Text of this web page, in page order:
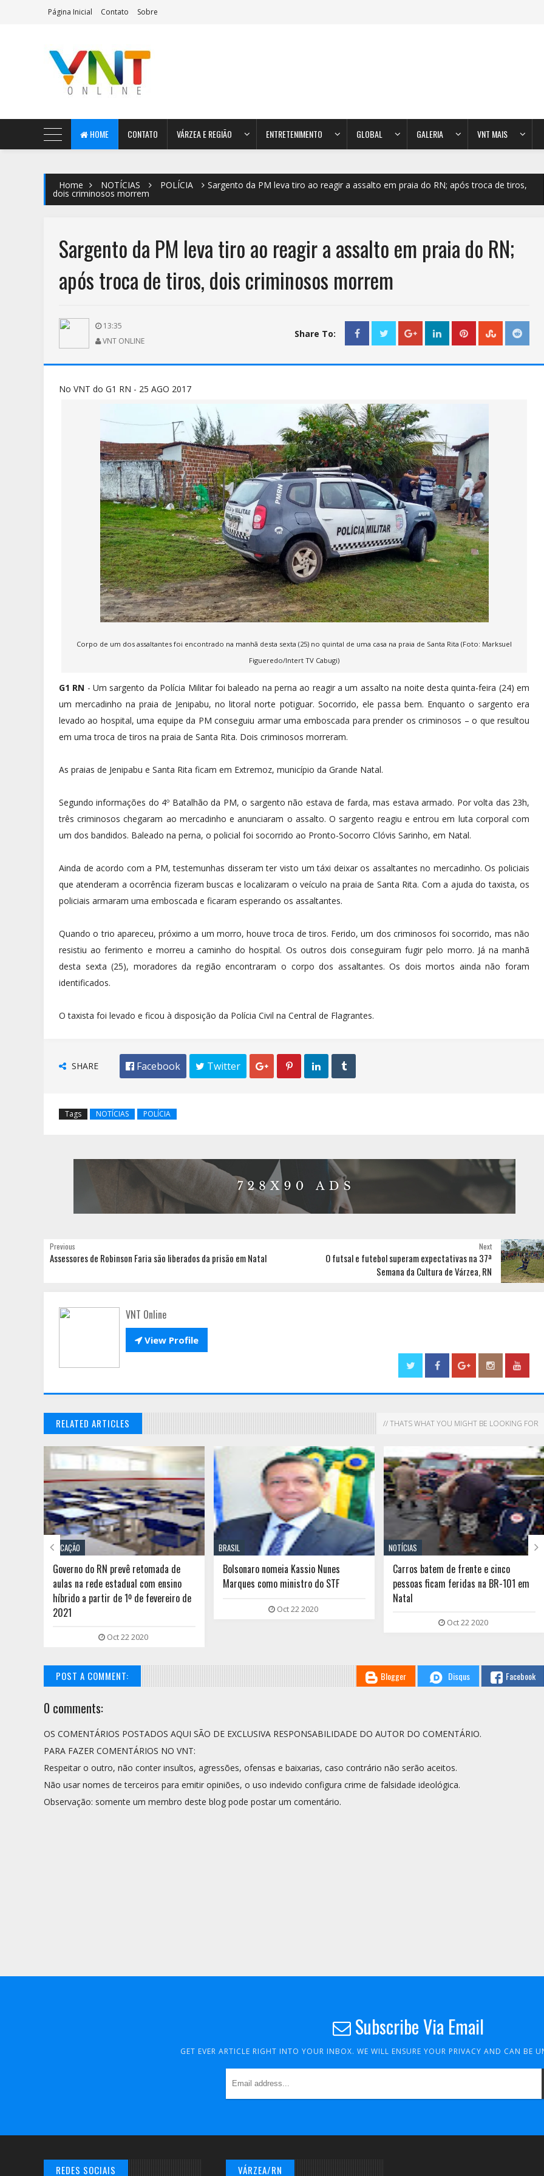
Página Inicial Contato Sobre
AeroMag Blogger Template
HOME CONTATO VÁRZEA E REGIÃO ENTRETENIMENTO GLOBAL GALERIA VNT MAIS
Home NOTÍCIAS POLÍCIA Sargento da PM leva tiro ao reagir a assalto em praia do RN; após troca de tiros,
dois criminosos morrem
Sargento da PM leva tiro ao reagir a assalto em praia do RN;
após troca de tiros, dois criminosos morrem
13:35
VNT ONLINE
Share To:
No VNT do G1 RN - 25 AGO 2017
Corpo de um dos assaltantes foi encontrado na manhã desta sexta (25) no quintal de uma casa na praia de Santa Rita (Foto: Marksuel
Figueredo/Intert TV Cabugi)
G1 RN - Um sargento da Polícia Militar foi baleado na perna ao reagir a um assalto na noite desta quinta-feira (24) em
um mercadinho na praia de Jenipabu, no litoral norte potiguar. Socorrido, ele passa bem. Enquanto o sargento era
levado ao hospital, uma equipe da PM conseguiu armar uma emboscada para prender os criminosos – o que resultou
em uma troca de tiros na praia de Santa Rita. Dois criminosos morreram.
As praias de Jenipabu e Santa Rita ficam em Extremoz, município da Grande Natal.
Segundo informações do 4º Batalhão da PM, o sargento não estava de farda, mas estava armado. Por volta das 23h,
três criminosos chegaram ao mercadinho e anunciaram o assalto. O sargento reagiu e entrou em luta corporal com
um dos bandidos. Baleado na perna, o policial foi socorrido ao Pronto-Socorro Clóvis Sarinho, em Natal.
Ainda de acordo com a PM, testemunhas disseram ter visto um táxi deixar os assaltantes no mercadinho. Os policiais
que atenderam a ocorrência fizeram buscas e localizaram o veículo na praia de Santa Rita. Com a ajuda do taxista, os
policiais armaram uma emboscada e ficaram esperando os assaltantes.
Quando o trio apareceu, próximo a um morro, houve troca de tiros. Ferido, um dos criminosos foi socorrido, mas não
resistiu ao ferimento e morreu a caminho do hospital. Os outros dois conseguiram fugir pelo morro. Já na manhã
desta sexta (25), moradores da região encontraram o corpo dos assaltantes. Os dois mortos ainda não foram
identificados.
O taxista foi levado e ficou à disposição da Polícia Civil na Central de Flagrantes.
SHARE  Facebook  Twitter    
Tags NOTÍCIAS POLÍCIA
Next
O futsal e futebol superam expectativas na 37ª
Semana da Cultura de Várzea, RN
Previous
Assessores de Robinson Faria são liberados da prisão em Natal
VNT Online
View Profile
RELATED ARTICLES // THATS WHAT YOU MIGHT BE LOOKING FOR
EDUCAÇÃO
Governo do RN prevê retomada de
aulas na rede estadual com ensino
híbrido a partir de 1º de fevereiro de
2021
Oct 22 2020
BRASIL
Bolsonaro nomeia Kassio Nunes
Marques como ministro do STF
Oct 22 2020
NOTÍCIAS
Carros batem de frente e cinco
pessoas ficam feridas na BR-101 em
Natal
Oct 22 2020
 
POST A COMMENT: Blogger Disqus Facebook
0 comments:
OS COMENTÁRIOS POSTADOS AQUI SÃO DE EXCLUSIVA RESPONSABILIDADE DO AUTOR DO COMENTÁRIO.
PARA FAZER COMENTÁRIOS NO VNT:
Respeitar o outro, não conter insultos, agressões, ofensas e baixarias, caso contrário não serão aceitos.
Não usar nomes de terceiros para emitir opiniões, o uso indevido configura crime de falsidade ideológica.
Observação: somente um membro deste blog pode postar um comentário.
Subscribe Via Email
GET EVER ARTICLE RIGHT INTO YOUR INBOX. WE WILL ENSURE YOUR PRIVACY AND CAN BE
REDES SOCIAIS VÁRZEA/RN